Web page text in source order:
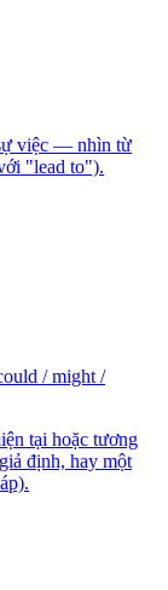
việc — nhìn từ
"lead to").
/ might /
tại hoặc tương
định, hay một